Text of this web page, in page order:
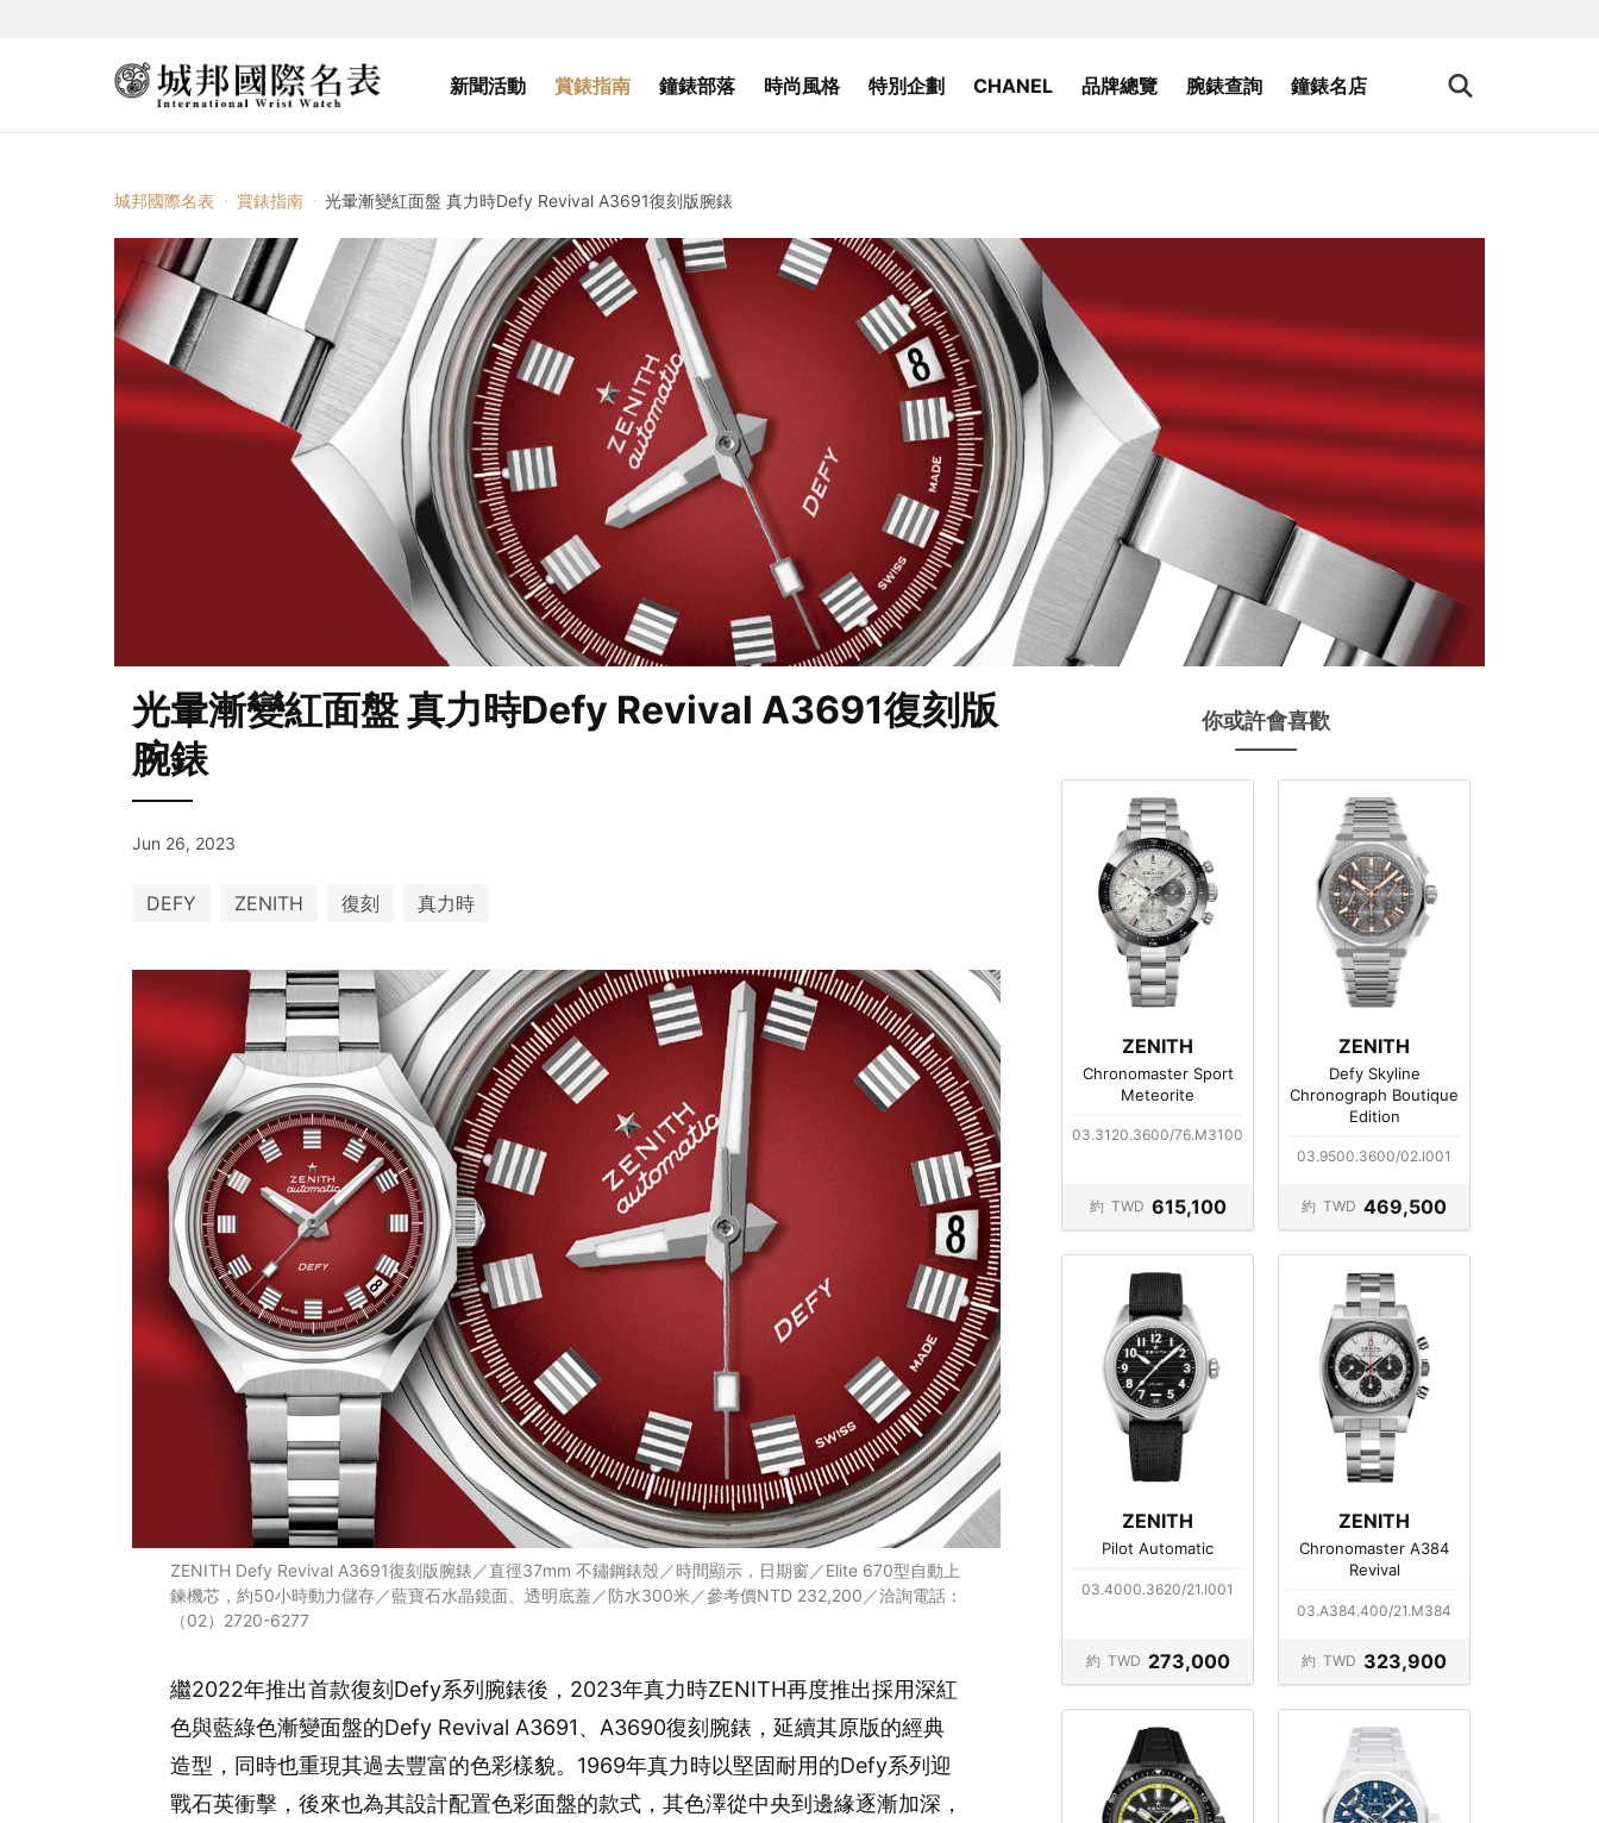
新聞活動 賞錶指南 鐘錶部落 時尚風格 特別企劃 CHANEL 品牌總覽 腕錶查詢 鐘錶名店
城邦國際名表 賞錶指南 光暈漸變紅面盤 真力時Defy Revival A3691復刻版腕錶
光暈漸變紅面盤 真力時Defy Revival A3691復刻版
腕錶
Jun 26, 2023
DEFY ZENITH 復刻 真力時
ZENITH Defy Revival A3691復刻版腕錶／直徑37mm 不鏽鋼錶殼／時間顯示，日期窗／Elite 670型自動上
鍊機芯，約50小時動力儲存／藍寶石水晶鏡面、透明底蓋／防水300米／參考價NTD 232,200／洽詢電話：
（02）2720-6277
繼2022年推出首款復刻Defy系列腕錶後，2023年真力時ZENITH再度推出採用深紅
色與藍綠色漸變面盤的Defy Revival A3691、A3690復刻腕錶，延續其原版的經典
造型，同時也重現其過去豐富的色彩樣貌。1969年真力時以堅固耐用的Defy系列迎
戰石英衝擊，後來也為其設計配置色彩面盤的款式，其色澤從中央到邊緣逐漸加深，
你或許會喜歡
ZENITH
Chronomaster Sport
Meteorite
03.3120.3600/76.M3100
約 TWD 615,100
ZENITH
Defy Skyline
Chronograph Boutique
Edition
03.9500.3600/02.I001
約 TWD 469,500
ZENITH
Pilot Automatic
03.4000.3620/21.I001
約 TWD 273,000
ZENITH
Chronomaster A384
Revival
03.A384.400/21.M384
約 TWD 323,900